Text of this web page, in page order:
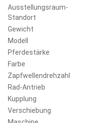
Ausstellungsraum-
Standort
Gewicht
Modell
Pferdestärke
Farbe
Zapfwellendrehzahl
Rad-Antrieb
Kupplung
Verschiebung